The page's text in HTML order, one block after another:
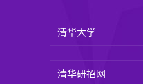
清华大学
清华研招网